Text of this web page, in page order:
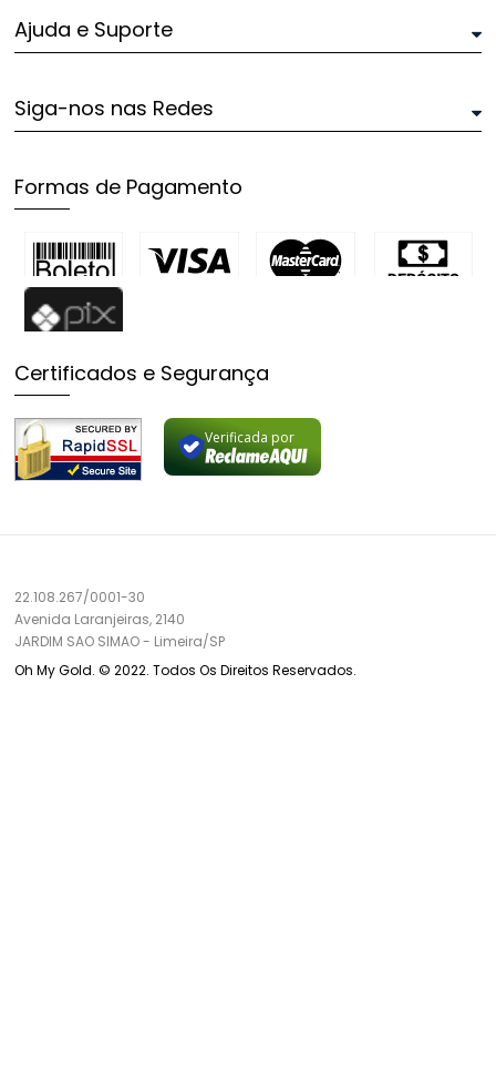
Ajuda e Suporte
Siga-nos nas Redes
Formas de Pagamento
Certificados e Segurança
Verificada por
22.108.267/0001-30
Avenida Laranjeiras, 2140
JARDIM SAO SIMAO - Limeira/SP
Oh My Gold. © 2022. Todos Os Direitos Reservados.